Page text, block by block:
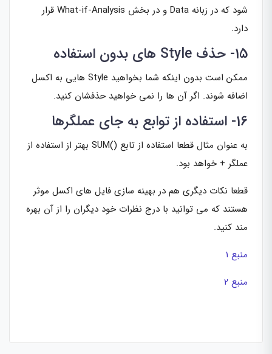
شود که در زبانه Data و در بخش What-if-Analysis قرار
دارد.
15- حذف Style های بدون استفاده
ممکن است بدون اینکه شما بخواهید Style هایی به اکسل
اضافه شوند. اگر آن ها را نمی خواهید حذفشان کنید.
16- استفاده از توابع به جای عملگرها
به عنوان مثال قطعا استفاده از تابع ()SUM بهتر از استفاده از
عملگر + خواهد بود.
قطعا نکات دیگری هم در بهینه سازی فایل های اکسل موثر
هستند که می توانید با درج نظرات خود دیگران را از آن بهره
مند کنید.
منبع 1
منبع 2